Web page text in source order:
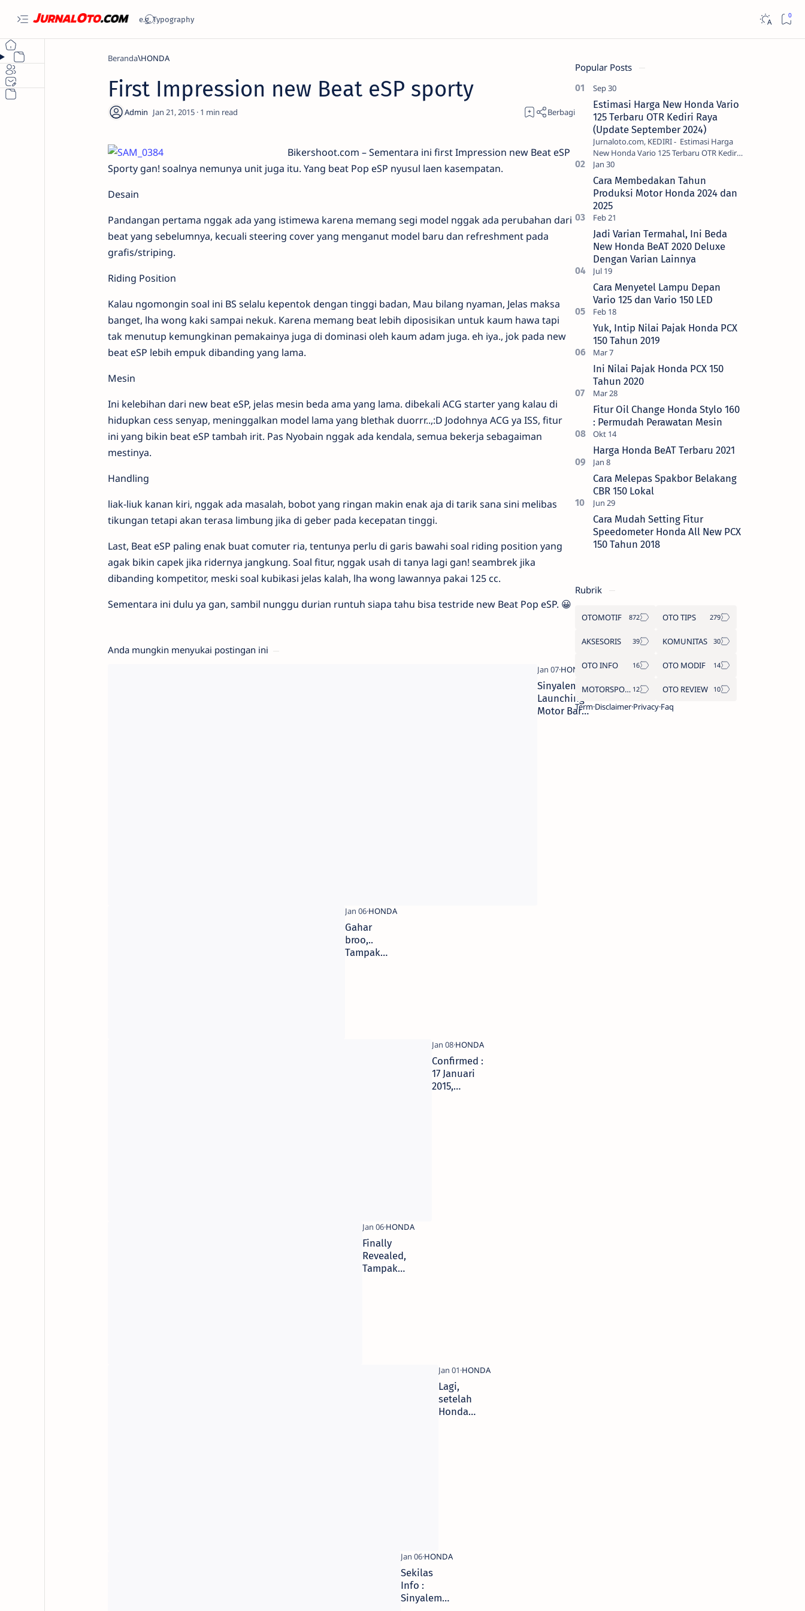
Beranda HONDA
First Impression new Beat eSP sporty
1
Bikershoot.com – Sementara ini first Impression new Beat eSP
Sporty gan! soalnya nemunya unit juga itu. Yang beat Pop eSP nyusul laen kasempatan.
Desain
Pandangan pertama nggak ada yang istimewa karena memang segi model nggak ada perubahan dari
beat yang sebelumnya, kecuali steering cover yang menganut model baru dan refreshment pada
grafis/striping.
Riding Position
Kalau ngomongin soal ini BS selalu kepentok dengan tinggi badan, Mau bilang nyaman, Jelas maksa
banget, lha wong kaki sampai nekuk. Karena memang beat lebih diposisikan untuk kaum hawa tapi
tak menutup kemungkinan pemakainya juga di dominasi oleh kaum adam juga. eh iya., jok pada new
beat eSP lebih empuk dibanding yang lama.
Mesin
Ini kelebihan dari new beat eSP, jelas mesin beda ama yang lama. dibekali ACG starter yang kalau di
hidupkan cess senyap, meninggalkan model lama yang blethak duorrr..,:D Jodohnya ACG ya ISS, fitur
ini yang bikin beat eSP tambah irit. Pas Nyobain nggak ada kendala, semua bekerja sebagaiman
mestinya.
Handling
liak-liuk kanan kiri, nggak ada masalah, bobot yang ringan makin enak aja di tarik sana sini melibas
tikungan tetapi akan terasa limbung jika di geber pada kecepatan tinggi.
Last, Beat eSP paling enak buat comuter ria, tentunya perlu di garis bawahi soal riding position yang
agak bikin capek jika ridernya jangkung. Soal fitur, nggak usah di tanya lagi gan! seambrek jika
dibanding kompetitor, meski soal kubikasi jelas kalah, lha wong lawannya pakai 125 cc.
Sementara ini dulu ya gan, sambil nunggu durian runtuh siapa tahu bisa testride new Beat Pop eSP. 😀
Anda mungkin menyukai postingan ini
Sinyalemen
Launching
Motor Baru
Gahar
broo,..
Tampak
Confirmed :
17 Januari
2015,
Finally
Revealed,
Tampak
Lagi,
setelah
Honda
Sekilas
Info :
Sinyalemen
Popular Posts
Estimasi Harga New Honda Vario
125 Terbaru OTR Kediri Raya
(Update September 2024)
Jurnaloto.com, KEDIRI - Estimasi Harga
New Honda Vario 125 Terbaru OTR Kediri
Raya (Update September 2024) Brosis
sekalian, PT Astra Honda Motor (AH…
Cara Membedakan Tahun
Produksi Motor Honda 2024 dan
2025
Jadi Varian Termahal, Ini Beda
New Honda BeAT 2020 Deluxe
Dengan Varian Lainnya
Cara Menyetel Lampu Depan
Vario 125 dan Vario 150 LED
Yuk, Intip Nilai Pajak Honda PCX
150 Tahun 2019
Ini Nilai Pajak Honda PCX 150
Tahun 2020
Fitur Oil Change Honda Stylo 160
: Permudah Perawatan Mesin
Harga Honda BeAT Terbaru 2021
Cara Melepas Spakbor Belakang
CBR 150 Lokal
Cara Mudah Setting Fitur
Speedometer Honda All New PCX
150 Tahun 2018
Rubrik
OTOMOTIF OTO TIPS
AKSESORIS KOMUNITAS
OTO INFO OTO MODIF
MOTORSPORT
OTO REVIEW
TermDisclaimerPrivacyFaq